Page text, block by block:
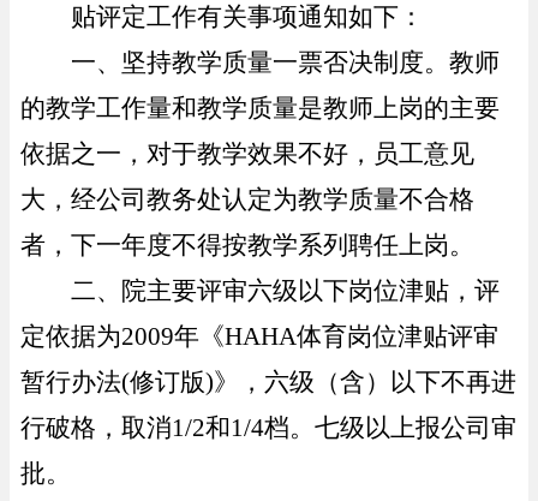
贴评定工作有关事项通知如下：
一、坚持教学质量一票否决制度。教师
的教学工作量和教学质量是教师上岗的主要
依据之一，对于教学效果不好，员工意见
大，经公司教务处认定为教学质量不合格
者，下一年度不得按教学系列聘任上岗。
二、院主要评审六级以下岗位津贴，评
定依据为2009年《HAHA体育岗位津贴评审
暂行办法(修订版)》，六级（含）以下不再进
行破格，取消1/2和1/4档。七级以上报公司审
批。